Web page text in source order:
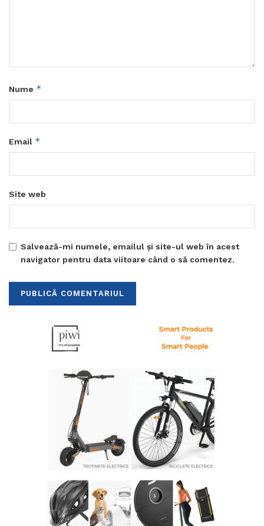
Nume *
Email *
Site web
Salvează-mi numele, emailul și site-ul web în acest
navigator pentru data viitoare când o să comentez.